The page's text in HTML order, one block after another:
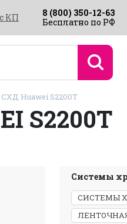
КП
8 (800) 350-12-63
Бесплатно по РФ
Huawei S2200T
S2200T
Системы
СИСТЕМЫ